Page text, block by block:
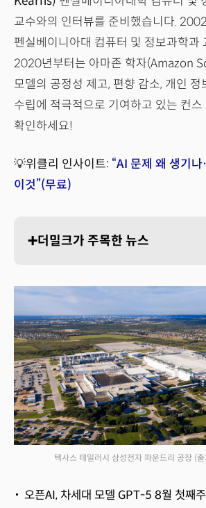
교수와의 인터뷰를 준비했습니다.
펜실베이니아대 컴퓨터 및 정보과학과
2020년부터는 아마존 학자(Amazon
모델의 공정성 제고, 편향 감소, 개인 정
수립에 적극적으로 기여하고 있는 컨
확인하세요!
💡위클리 인사이트: “AI 문제 왜 생기
이것”(무료)
➕더밀크가 주목한 뉴스
텍사스 테일러시 삼성전자 파운드리 공장 (
오픈AI, 차세대 모델 GPT-5 8월 첫째주